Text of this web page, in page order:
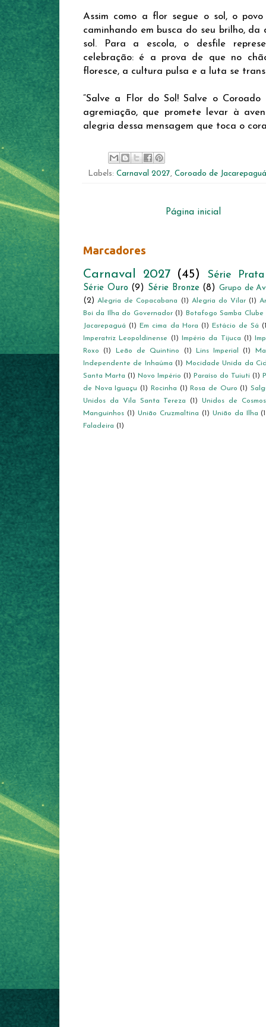
Assim como a flor segue o sol, o
caminhando em busca do seu brilho,
sol. Para a escola, o desfile
celebração: é a prova de que no
floresce, a cultura pulsa e a luta se
“Salve a Flor do Sol! Salve o Coroado
agremiação, que promete levar à
alegria dessa mensagem que toca o
Labels: Carnaval 2027 Coroado de Jacarepaguá
Página inicial
Marcadores
Carnaval 2027
(45) Série Prata
Série Ouro (9) Série Bronze (8)
Grupo de
(2) Alegria de Copacabana (1) Alegria do Vilar (1)
Boi da Ilha do Governador (1)
Botafogo Samba Clube
Jacarepaguá (1) Em cima da Hora (1) Estácio de Sá
Imperatriz Leopoldinense (1) Império da Tijuca (1)
Roxo
(1) Leão de Quintino (1) Lins Imperial (1)
Independente de Inhaúma (1) Mocidade Unida da
Santa Marta (1) Novo Império (1) Paraíso do Tuiuti (1)
de Nova Iguaçu (1) Rocinha (1) Rosa de Ouro (1)
Unidos da Vila Santa Tereza
(1)
Unidos de Cosmos
Manguinhos (1) União Cruzmaltina (1) União da Ilha
Faladeira (1)